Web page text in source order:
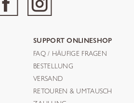
SUPPORT ONLINESHOP
FAQ / HÄUFIGE FRAGEN
BESTELLUNG
VERSAND
RETOUREN & UMTAUSCH